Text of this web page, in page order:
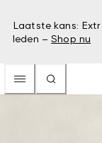
Laatste kans:
leden – Shop nu